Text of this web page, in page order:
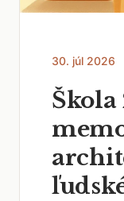
30. júl 2026
Škola